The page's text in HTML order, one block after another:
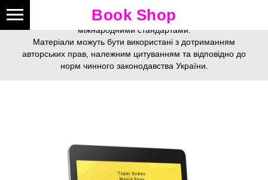
Book Shop
Online Publishing
згідно з усіма державними вимогами та
міжнародними стандартами.
Матеріали можуть бути використані з дотриманням
авторських прав, належним цитуванням та відповідно до
норм чинного законодавства України.